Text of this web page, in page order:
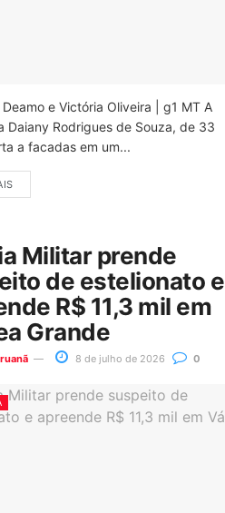
Deamo e Victória Oliveira | g1 MT A
Daiany Rodrigues de Souza, de 33
a facadas em um...
Militar prende
de estelionato e
R$ 11,3 mil em
Grande
8 de julho de 2026 0